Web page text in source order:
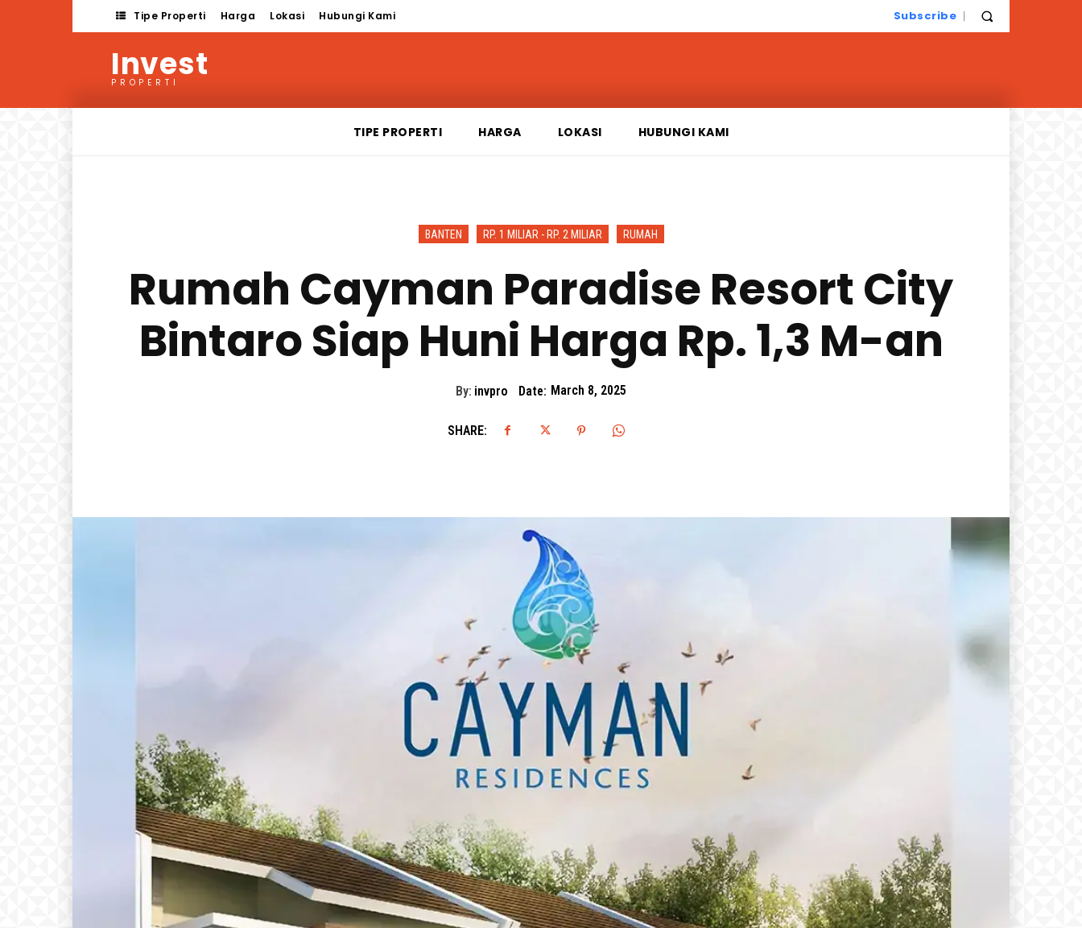
Tipe Properti Harga Lokasi Hubungi Kami Subscribe
Invest
PROPERTI
TIPE PROPERTI HARGA LOKASI HUBUNGI KAMI
BANTEN RP. 1 MILIAR - RP. 2 MILIAR RUMAH
Rumah Cayman Paradise Resort City
Bintaro Siap Huni Harga Rp. 1,3 M-an
By: invpro Date: March 8, 2025
SHARE: